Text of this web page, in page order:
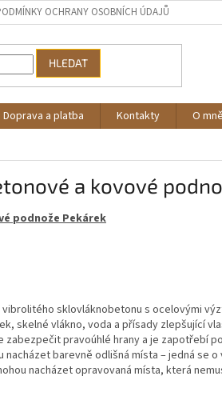
OCHRANY OSOBNÍCH ÚDAJŮ
HLEDAT
Doprava a platba Kontakty O mně
a kovové
podnože Pekárek
sklovláknobetonu s ocelovými
skelné vlákno, voda a přísady zlepšující
zabezpečit pravoúhlé hrany a je zapotřebí
nacházet barevně odlišná místa – jedná se
nacházet opravovaná místa, která